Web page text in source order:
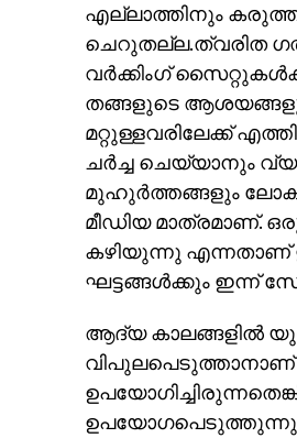
എല്ലാത്തിനും
ചെറുതല്ല.ത്വരിത
വർക്കിംഗ്
തങ്ങളുടെ ആശയങ്ങളും
മറ്റുള്ളവരിലേക്ക്
ചർച്ച ചെയ്യാനും
മുഹുർത്തങ്ങളും
മീഡിയ മാത്രമാണ്.
കഴിയുന്നു എന്നതാണ്
ഘട്ടങ്ങൾക്കും ഇന്ന്
ആദ്യ കാലങ്ങളിൽ